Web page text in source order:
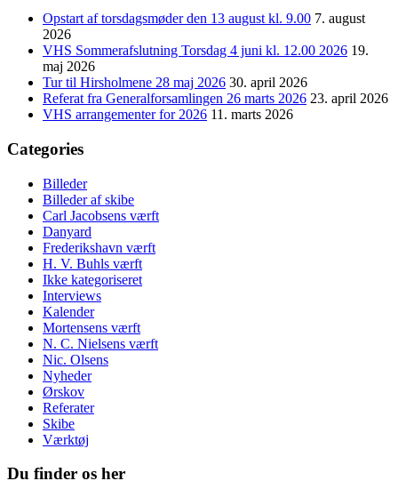
Opstart af torsdagsmøder den 13 august kl. 9.00 7. august
2026
VHS Sommerafslutning Torsdag 4 juni kl. 12.00 2026 19.
maj 2026
Tur til Hirsholmene 28 maj 2026 30. april 2026
Referat fra Generalforsamlingen 26 marts 2026 23. april 2026
VHS arrangementer for 2026 11. marts 2026
Categories
Billeder
Billeder af skibe
Carl Jacobsens værft
Danyard
Frederikshavn værft
H. V. Buhls værft
Ikke kategoriseret
Interviews
Kalender
Mortensens værft
N. C. Nielsens værft
Nic. Olsens
Nyheder
Ørskov
Referater
Skibe
Værktøj
Du finder os her